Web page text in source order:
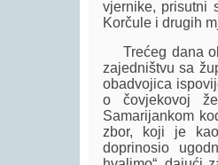
vjernike, prisutni
Korčule i drugih
Trećeg dana
zajedništvu sa
obadvojica
o čovjekovoj
Samarijankom
zbor, koji je
doprinosio